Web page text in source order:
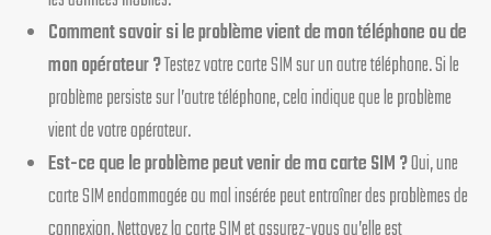
Comment savoir si le problème vient de mon téléphone ou de
mon opérateur ?Testez votre carte SIM sur un autre téléphone. Si le
problème persiste sur l’autre téléphone, cela indique que le problème
vient de votre opérateur.
Est-ce que le problème peut venir de ma carte SIM ?Oui, une
carte SIM endommagée ou mal insérée peut entraîner des problèmes de